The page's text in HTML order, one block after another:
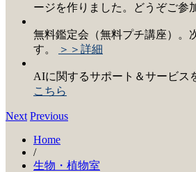
ージを作りました。どうぞご参
無料鑑定会（無料プチ講座）。
す。
＞＞詳細
AIに関するサポート＆サービ
こちら
Next Previous
Home
/
生物・植物室